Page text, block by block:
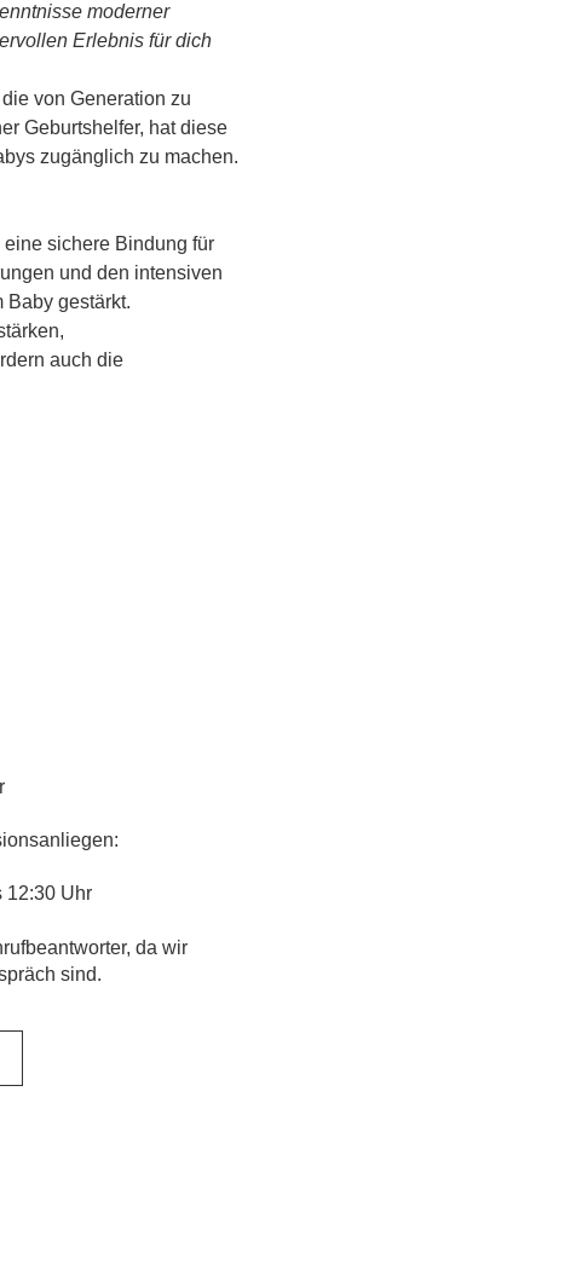
moderner
Erlebnis für dich
von Generation zu
Geburtshelfer, hat diese
zugänglich zu machen.
sichere Bindung für
und den intensiven
Baby gestärkt.
auch die
12:30 Uhr
da wir
sind.